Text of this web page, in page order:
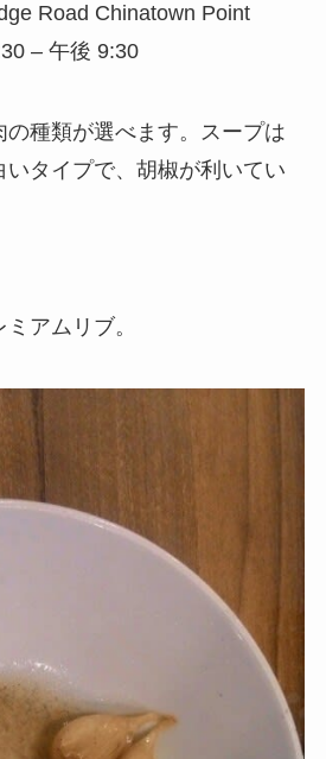
Road Chinatown Point
– 午後 9:30
の種類が選べます。スープは
いタイプで、胡椒が利いてい
アムリブ。